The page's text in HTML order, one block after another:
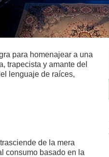
para homenajear a una
trapecista y amante del
lenguaje de raíces,
de la mera
consumo basado en la